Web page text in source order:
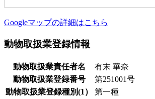
Googleマップの詳細はこちら
動物取扱業登録情報
動物取扱業責任者名
有末 華奈
動物取扱業登録番号
第251001号
動物取扱業登録種別(1）
第一種